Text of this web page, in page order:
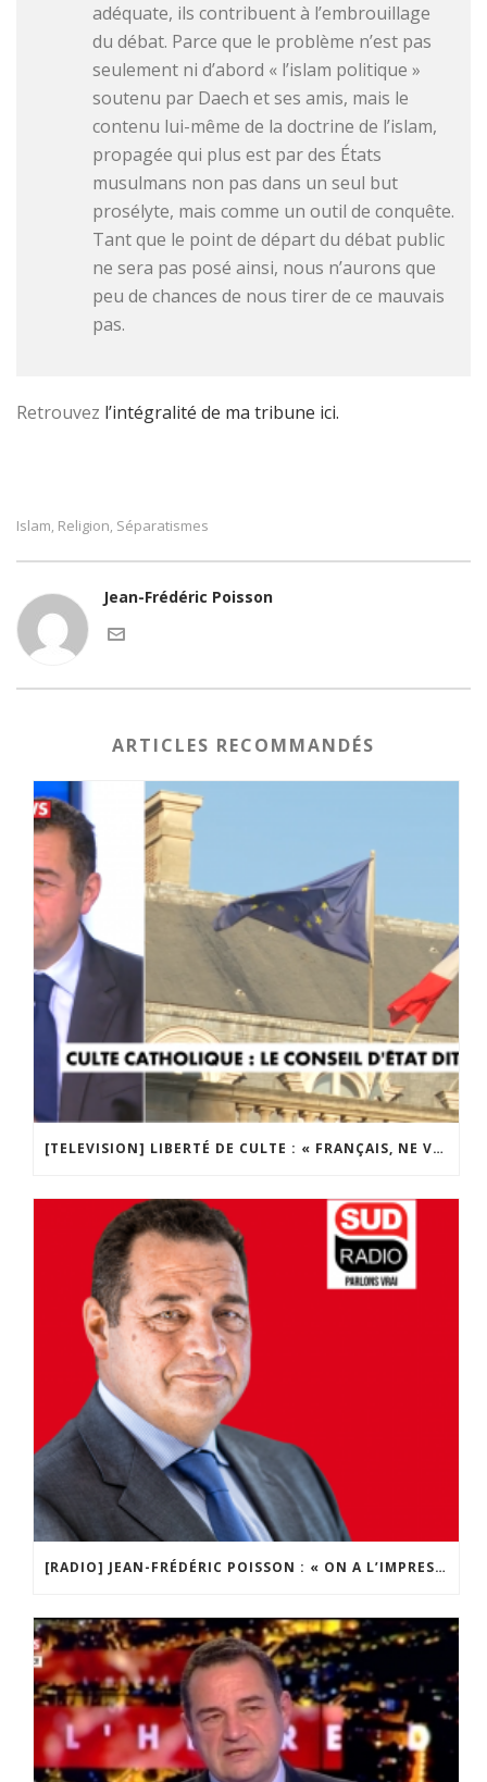
adéquate, ils contribuent à l’embrouillage
du débat. Parce que le problème n’est pas
seulement ni d’abord « l’islam politique »
soutenu par Daech et ses amis, mais le
contenu lui-même de la doctrine de l’islam,
propagée qui plus est par des États
musulmans non pas dans un seul but
prosélyte, mais comme un outil de conquête.
Tant que le point de départ du débat public
ne sera pas posé ainsi, nous n’aurons que
peu de chances de nous tirer de ce mauvais
pas.
Retrouvez l’intégralité de ma tribune ici.
Islam, Religion, Séparatismes
Jean-Frédéric Poisson
ARTICLES RECOMMANDÉS
[TELEVISION] LIBERTÉ DE CULTE : « FRANÇAIS, NE VOUS LAISSEZ PAS CONFISQUER VOS LIBERTÉS ! »
[RADIO] JEAN-FRÉDÉRIC POISSON : « ON A L’IMPRESSION QUE LE POUVOIR POLITIQUE EST CONFISQUÉ »